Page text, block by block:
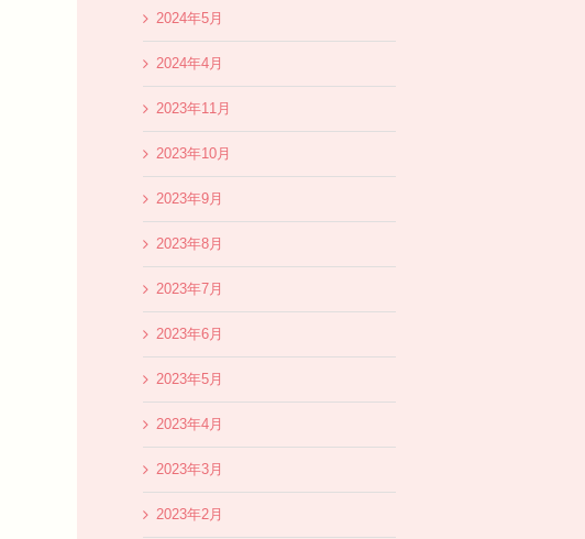
2024年5月
2024年4月
2023年11月
2023年10月
2023年9月
2023年8月
2023年7月
2023年6月
2023年5月
2023年4月
2023年3月
2023年2月